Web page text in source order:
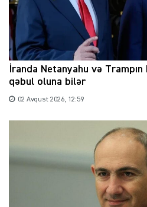
İranda Netanyahu və
qəbul oluna bilər
02 Avqust 2026, 12:59